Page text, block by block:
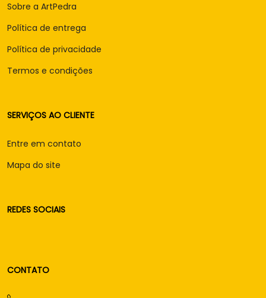
Sobre a ArtPedra
Política de entrega
Política de privacidade
Termos e condições
SERVIÇOS AO CLIENTE
Entre em contato
Mapa do site
REDES SOCIAIS
CONTATO